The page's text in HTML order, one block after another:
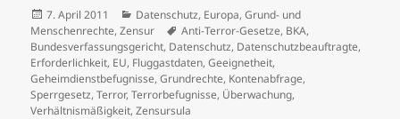
Veröffentlicht
am
7. April 2011 Kategorien
Datenschutz, Europa,Grund- und
Menschenrechte,Zensur Schlagwörter
Anti-Terror-Gesetze, BKA,
Bundesverfassungsgericht, Datenschutz, Datenschutzbeauftragte,
Erforderlichkeit, EU, Fluggastdaten,Geeignetheit,
Geheimdienstbefugnisse,Grundrechte, Kontenabfrage,
Sperrgesetz,Terror,Terrorbefugnisse, Überwachung,
Verhältnismäßigkeit,Zensursula